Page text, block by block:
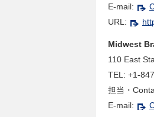
E-mail:
URL:
Midwest
110 East
TEL: +1-
担当・
E-mail: